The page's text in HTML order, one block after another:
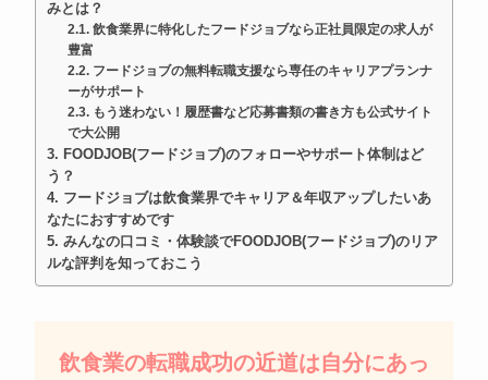
みとは？
飲食業界に特化したフードジョブなら正社員限定の求人が
豊富
フードジョブの無料転職支援なら専任のキャリアプランナ
ーがサポート
もう迷わない！履歴書など応募書類の書き方も公式サイト
で大公開
FOODJOB(フードジョブ)のフォローやサポート体制はど
う？
フードジョブは飲食業界でキャリア＆年収アップしたいあ
なたにおすすめです
みんなの口コミ・体験談でFOODJOB(フードジョブ)のリア
ルな評判を知っておこう
飲食業の転職成功の近道は自分にあっ